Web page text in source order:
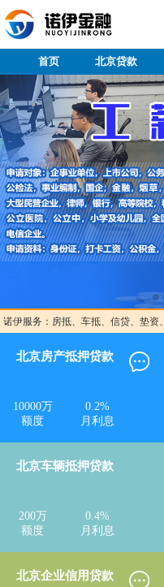
首页 北京贷款
诺伊服务：房抵、车抵、信贷、垫资
北京房产抵押贷款
10000万
额度
0.2%
月利息
北京车辆抵押贷款
200万
额度
0.4%
月利息
北京企业信用贷款